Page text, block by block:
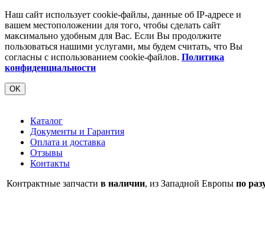
Наш сайт использует cookie-файлы, данные об IP-адресе и
вашем местоположении для того, чтобы сделать сайт
максимально удобным для Вас. Если Вы продолжите
пользоваться нашими услугами, мы будем считать, что Вы
согласны с использованием cookie-файлов. Политика
конфиденциальности
OK
Каталог
Документы и Гарантия
Оплата и доставка
Отзывы
Контакты
Контрактные запчасти в наличии, из Западной Европы по